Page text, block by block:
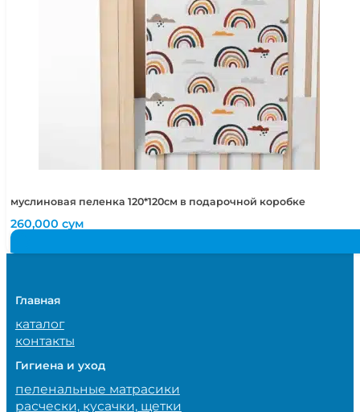
муслиновая пеленка 120*120см в подарочной коробке
260,000сум
Главная
каталог
контакты
Гигиена и уход
пеленальные матрасики
расчески, кусачки, щетки